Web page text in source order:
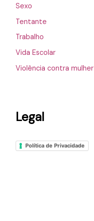
Sexo
Tentante
Trabalho
Vida Escolar
Violência contra mulher
Legal
Política de Privacidade